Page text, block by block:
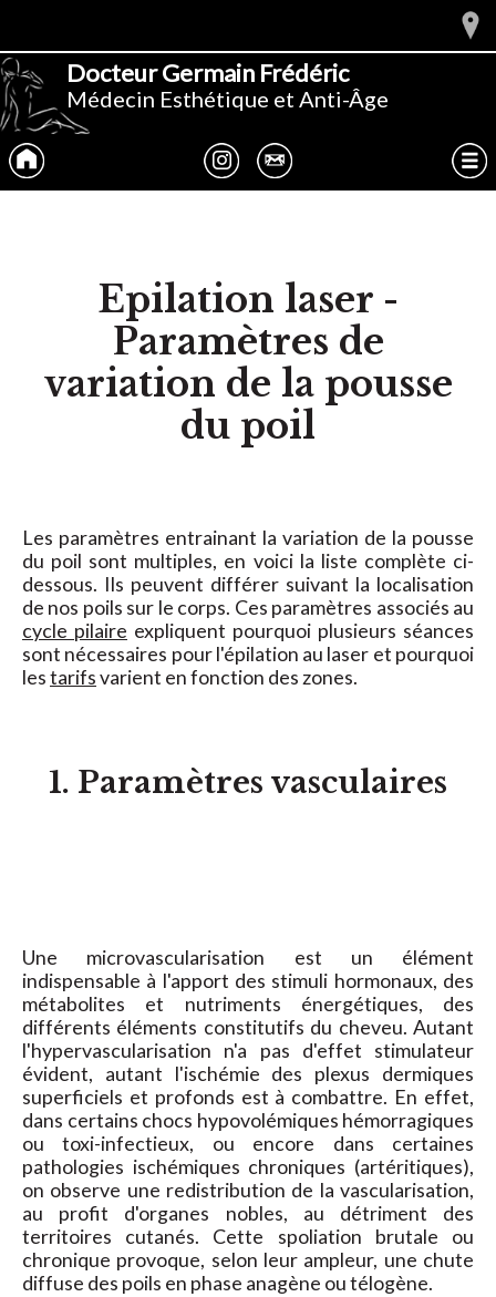
Docteur Germain Frédéric
Médecin Esthétique et Anti-Âge
Epilation laser -
Paramètres de
variation de la pousse
du poil
Les paramètres entrainant la variation de la pousse
du poil sont multiples, en voici la liste complète ci-
dessous. Ils peuvent différer suivant la localisation
de nos poils sur le corps. Ces paramètres associés au
cycle pilaire expliquent pourquoi plusieurs séances
sont nécessaires pour l'épilation au laser et pourquoi
lestarifsvarient en fonction des zones.
1. Paramètres vasculaires
Une microvascularisation est un élément
indispensable à l'apport des stimuli hormonaux, des
métabolites et nutriments énergétiques, des
différents éléments constitutifs du cheveu. Autant
l'hypervascularisation n'a pas d'effet stimulateur
évident, autant l'ischémie des plexus dermiques
superficiels et profonds est à combattre. En effet,
dans certains chocs hypovolémiques hémorragiques
ou toxi-infectieux, ou encore dans certaines
pathologies ischémiques chroniques (artéritiques),
on observe une redistribution de la vascularisation,
au profit d'organes nobles, au détriment des
territoires cutanés. Cette spoliation brutale ou
chronique provoque, selon leur ampleur, une chute
diffuse des poils en phase anagène ou télogène.